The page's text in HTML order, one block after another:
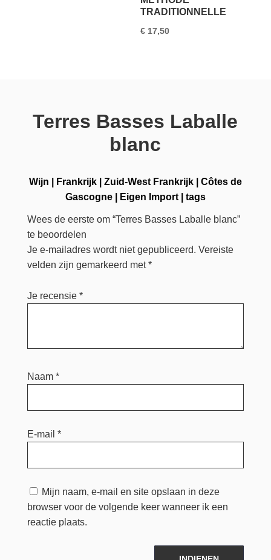
TRADITIONNELLE
€ 17,50
Terres Basses Laballe
blanc
Wijn Frankrijk| Zuid-West Frankrijk| Côtes de
Gascogne| Eigen Import| tags
Wees de eerste om “Terres Basses Laballe blanc”
te beoordelen
Je e-mailadres wordt niet gepubliceerd. Vereiste
velden zijn gemarkeerd met*
Je recensie *
Naam *
E-mail *
Mijn naam, e-mail en site opslaan in deze
browser voor de volgende keer wanneer ik een
reactie plaats.